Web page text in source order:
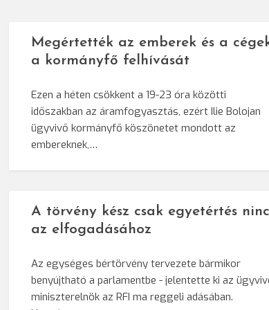
Megértették az emberek és a
a kormányfő felhívását
Ezen a héten csökkent a 19-23 óra közötti
időszakban az áramfogyasztás, ezért Ilie Bolojan
ügyvivő kormányfő köszönetet mondott az
embereknek,…
A törvény kész csak egyetértés
az elfogadásához
Az egységes bértörvény tervezete bármikor
benyújtható a parlamentbe - jelentette ki az
miniszterelnök az RFI ma reggeli adásában.